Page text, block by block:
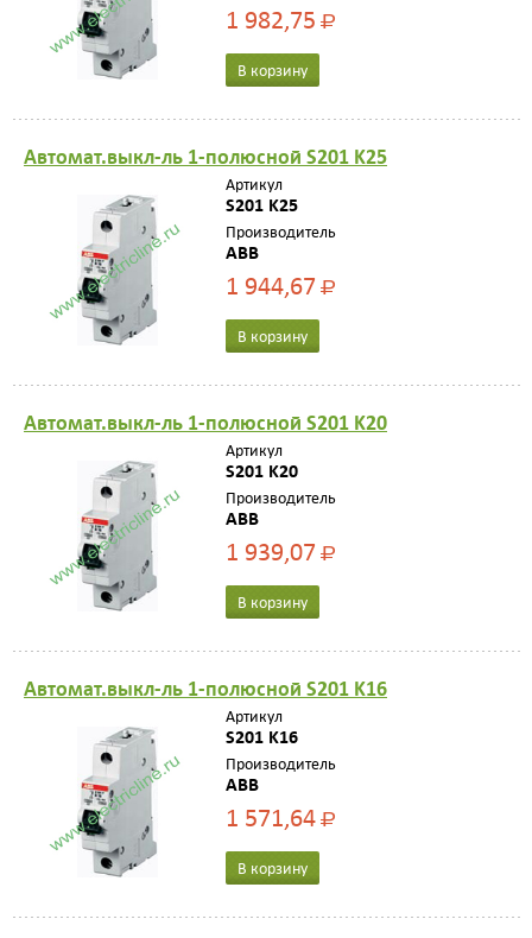
1 982,75Р
В корзину
Автомат.выкл-ль 1-полюсной S201 K25
Артикул
S201 K25
Производитель
ABB
1 944,67Р
В корзину
Автомат.выкл-ль 1-полюсной S201 K20
Артикул
S201 K20
Производитель
ABB
1 939,07Р
В корзину
Автомат.выкл-ль 1-полюсной S201 K16
Артикул
S201 K16
Производитель
ABB
1 571,64Р
В корзину